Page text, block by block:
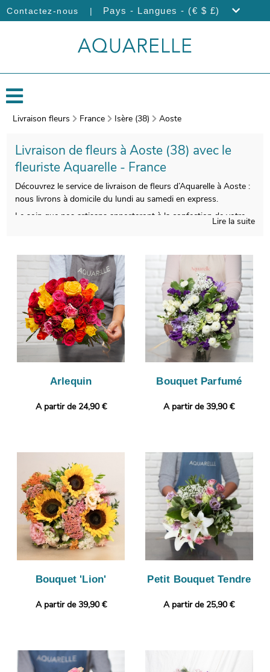
Contactez-nous | Pays - Langues - (€ $ £)
Livraison fleurs France Isère (38) Aoste
Livraison de fleurs à Aoste (38) avec le
fleuriste Aquarelle - France
Découvrez le service de livraison de fleurs d’Aquarelle à Aoste :
nous livrons à domicile du lundi au samedi en express.
Le soin que nos artisans apporteront à la confection de votre
On procèdera ensuite à l’empaquetage de vos fleurs, et une
photo de vos produits commandés sera prise, après avoir utilisé
un vase de transport pour le protéger. Vous recevrez ensuite
cette image de manière à ce que vous puissiez vous assurer
que le bouquet de fleurs envoyé correspond à celui que vous
avez sélectionné. C’est alors qu’aura lieu sa livraison à Aoste.
Rendez votre bouquet plus personnel encore avec un message
ou une photo à choisir par vos soins.
Lire la suite
Arlequin
A partir de 24,90 €
Bouquet Parfumé
A partir de 39,90 €
Bouquet 'Lion'
A partir de 39,90 €
Petit Bouquet Tendre
A partir de 25,90 €